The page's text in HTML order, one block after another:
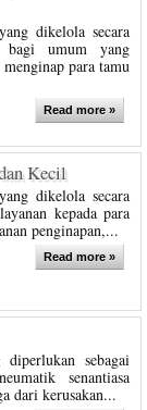
dikelola secara
bagi umum yang
para tamu
Read more »
Kecil
dikelola secara
kepada para
penginapan,...
Read more »
sebagai
senantiasa
dari kerusakan...